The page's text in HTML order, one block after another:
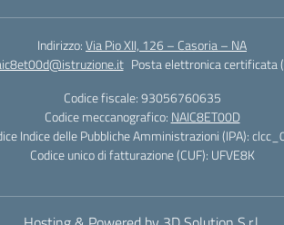
Indirizzo:Via Pio XII, 126 – Casoria – NA
Posta elettronica certificata
Codice fiscale: 93056760635
Codice meccanografico: NAIC8ET00D
Indice delle Pubbliche Amministrazioni (IPA):
Codice unico di fatturazione (CUF): UFVE8K